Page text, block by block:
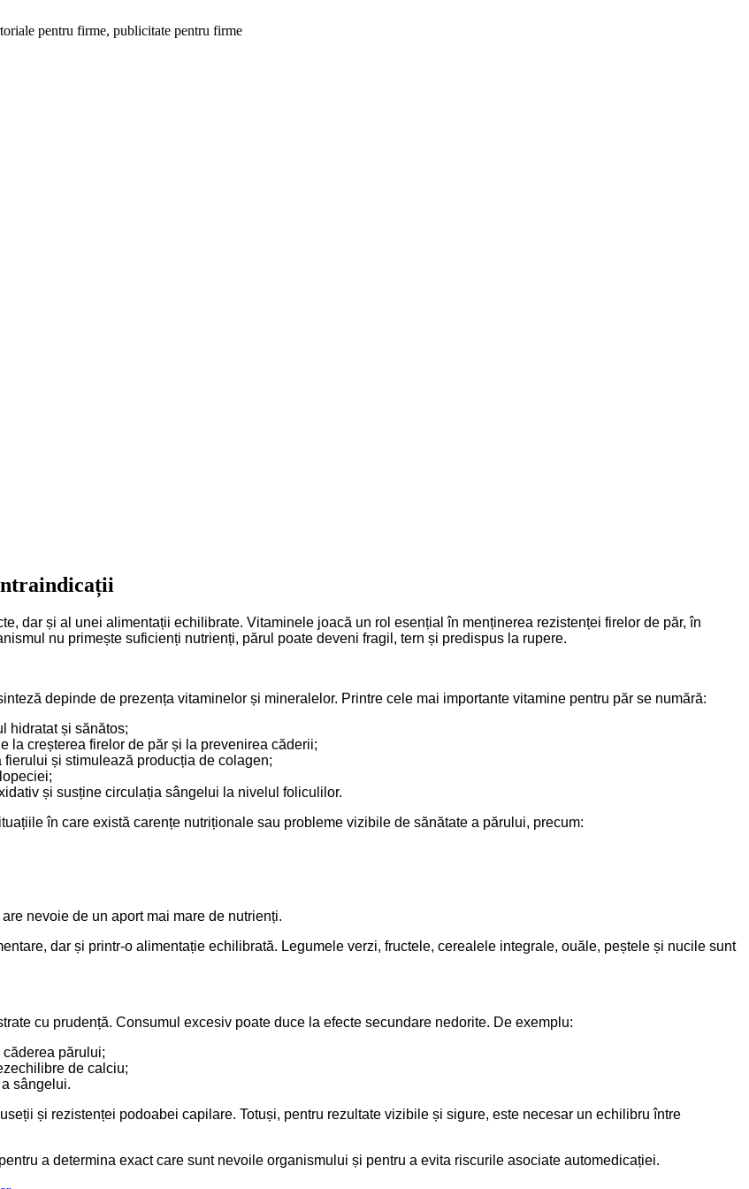
pentru firme, publicitate pentru firme
dar și al unei alimentații echilibrate. Vitaminele joacă un rol esențial în menținerea rezistenței firelor de păr, în
nu primește suficienți nutrienți, părul poate deveni fragil, tern și predispus la rupere.
depinde de prezența vitaminelor și mineralelor. Printre cele mai importante vitamine pentru păr se numără:
hidratat și sănătos;
la creșterea firelor de păr și la prevenirea căderii;
și stimulează producția de colagen;
și susține circulația sângelui la nivelul foliculilor.
în care există carențe nutriționale sau probleme vizibile de sănătate a părului, precum:
nevoie de un aport mai mare de nutrienți.
dar și printr-o alimentație echilibrată. Legumele verzi, fructele, cerealele integrale, ouăle, peștele și nucile sunt
cu prudență. Consumul excesiv poate duce la efecte secundare nedorite. De exemplu:
părului;
de calciu;
sângelui.
și rezistenței podoabei capilare. Totuși, pentru rezultate vizibile și sigure, este necesar un echilibru între
a determina exact care sunt nevoile organismului și pentru a evita riscurile asociate automedicației.